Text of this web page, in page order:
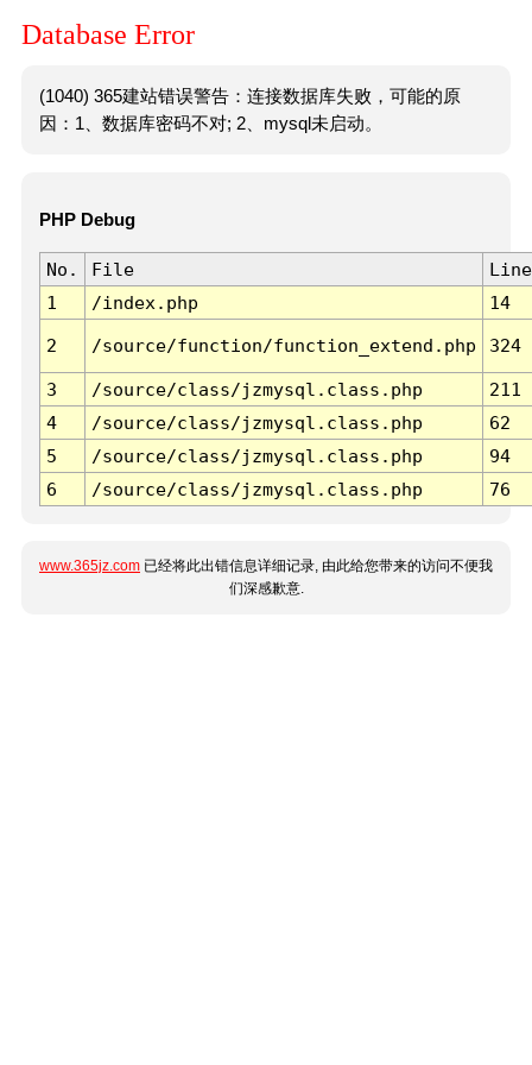
Database Error
(1040) 365建站错误警告：连接数据库失败，可能的原
因：1、数据库密码不对; 2、mysql未启动。
PHP Debug
No. File
Line
1
/index.php 14
2 /source/function/function_extend.php 324
3 /source/class/jzmysql.class.php
211
4
/source/class/jzmysql.class.php
62
5
/source/class/jzmysql.class.php
94
6
/source/class/jzmysql.class.php 76
www.365jz.com 已经将此出错信息详细记录, 由此给您带来的访问不便我
们深感歉意.